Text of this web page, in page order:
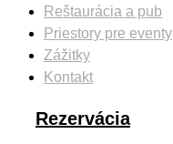
Reštaurácia a pub
Priestory pre eventy
Zážitky
Kontakt
Rezervácia